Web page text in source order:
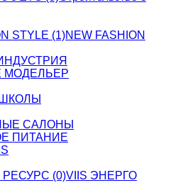
NEW FASHION
МОДЕЛЬЕР
САЛОНЫ
ПИТАНИЕ
VIIS ЭНЕРГО